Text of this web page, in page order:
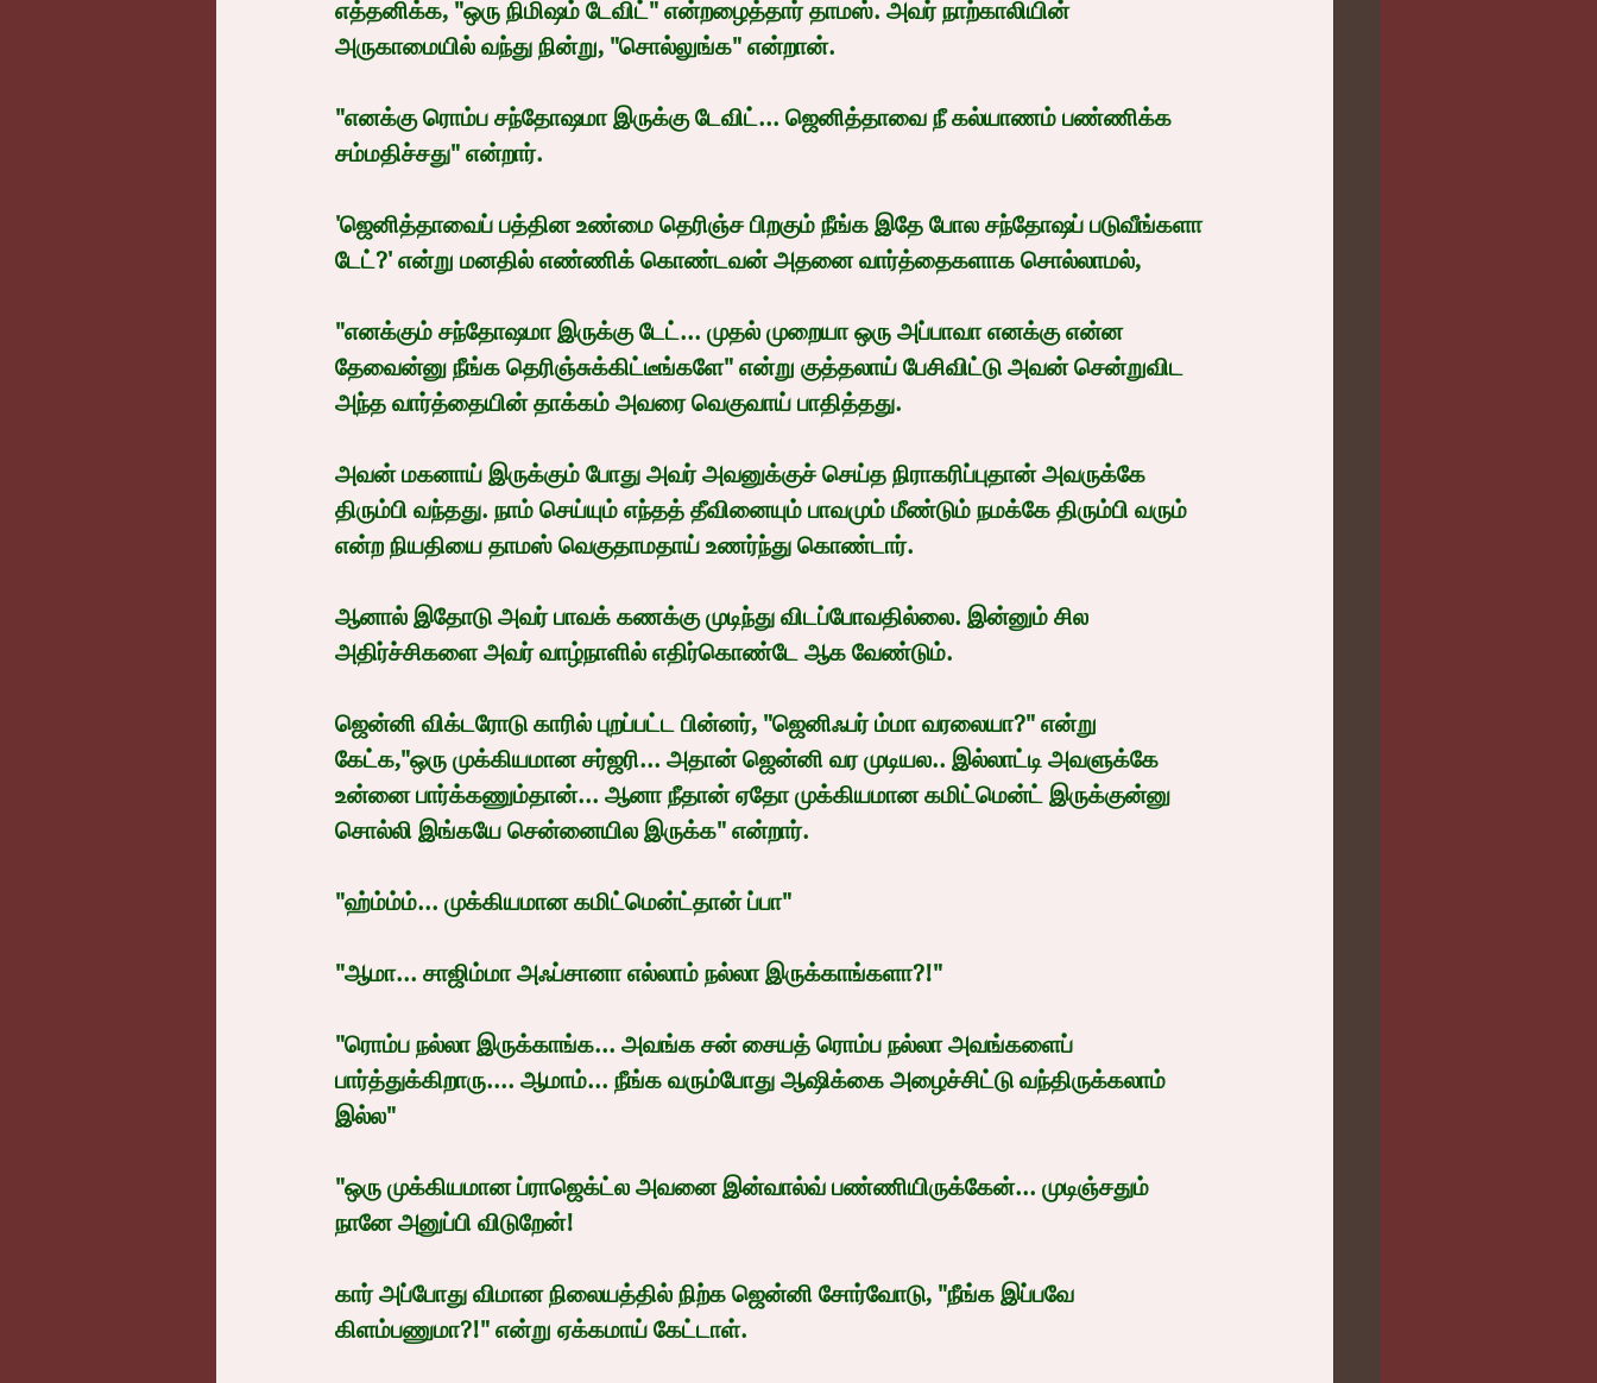
எத்தனிக்க, "ஒரு நிமிஷம் டேவிட்" என்றழைத்தார் தாமஸ். அவர் நாற்காலியின்
அருகாமையில் வந்து நின்று, "சொல்லுங்க" என்றான்.
"எனக்கு ரொம்ப சந்தோஷமா இருக்கு டேவிட்... ஜெனித்தாவை நீ கல்யாணம் பண்ணிக்க
சம்மதிச்சது" என்றார்.
'ஜெனித்தாவைப் பத்தின உண்மை தெரிஞ்ச பிறகும் நீங்க இதே போல சந்தோஷப் படுவீங்களா
டேட்?' என்று மனதில் எண்ணிக் கொண்டவன் அதனை வார்த்தைகளாக சொல்லாமல்,
"எனக்கும் சந்தோஷமா இருக்கு டேட்... முதல் முறையா ஒரு அப்பாவா எனக்கு என்ன
தேவைன்னு நீங்க தெரிஞ்சுக்கிட்டீங்களே" என்று குத்தலாய் பேசிவிட்டு அவன் சென்றுவிட
அந்த வார்த்தையின் தாக்கம் அவரை வெகுவாய் பாதித்தது.
அவன் மகனாய் இருக்கும் போது அவர் அவனுக்குச் செய்த நிராகரிப்புதான் அவருக்கே
திரும்பி வந்தது. நாம் செய்யும் எந்தத் தீவினையும் பாவமும் மீண்டும் நமக்கே திரும்பி வரும்
என்ற நியதியை தாமஸ் வெகுதாமதாய் உணர்ந்து கொண்டார்.
ஆனால் இதோடு அவர் பாவக் கணக்கு முடிந்து விடப்போவதில்லை. இன்னும் சில
அதிர்ச்சிகளை அவர் வாழ்நாளில் எதிர்கொண்டே ஆக வேண்டும்.
ஜென்னி விக்டரோடு காரில் புறப்பட்ட பின்னர், "ஜெனிஃபர் ம்மா வரலையா?" என்று
கேட்க,"ஒரு முக்கியமான சர்ஜரி... அதான் ஜென்னி வர முடியல.. இல்லாட்டி அவளுக்கே
உன்னை பார்க்கணும்தான்... ஆனா நீதான் ஏதோ முக்கியமான கமிட்மென்ட் இருக்குன்னு
சொல்லி இங்கயே சென்னையில இருக்க" என்றார்.
"ஹ்ம்ம்ம்... முக்கியமான கமிட்மென்ட்தான் ப்பா"
"ஆமா... சாஜிம்மா அஃப்சானா எல்லாம் நல்லா இருக்காங்களா?!"
"ரொம்ப நல்லா இருக்காங்க... அவங்க சன் சையத் ரொம்ப நல்லா அவங்களைப்
பார்த்துக்கிறாரு.... ஆமாம்... நீங்க வரும்போது ஆஷிக்கை அழைச்சிட்டு வந்திருக்கலாம்
இல்ல"
"ஒரு முக்கியமான ப்ராஜெக்ட்ல அவனை இன்வால்வ் பண்ணியிருக்கேன்... முடிஞ்சதும்
நானே அனுப்பி விடுறேன்!
கார் அப்போது விமான நிலையத்தில் நிற்க ஜென்னி சோர்வோடு, "நீங்க இப்பவே
கிளம்பணுமா?!" என்று ஏக்கமாய் கேட்டாள்.